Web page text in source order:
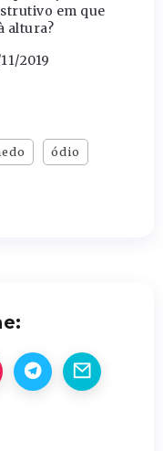
em que
altura?
2019
ódio